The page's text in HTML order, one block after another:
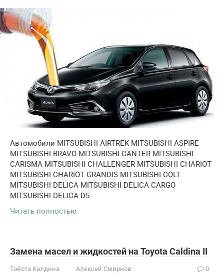
Автомобили MITSUBISHI AIRTREK MITSUBISHI ASPIRE
MITSUBISHI BRAVO MITSUBISHI CANTER MITSUBISHI
CARISMA MITSUBISHI CHALLENGER MITSUBISHI CHARIOT
MITSUBISHI CHARIOT GRANDIS MITSUBISHI COLT
MITSUBISHI DELICA MITSUBISHI DELICA CARGO
MITSUBISHI DELICA D5
Читать полностью
Замена масел и жидкостей на Toyota Caldina II
Тойота Калдина Алексей Смирнов 0